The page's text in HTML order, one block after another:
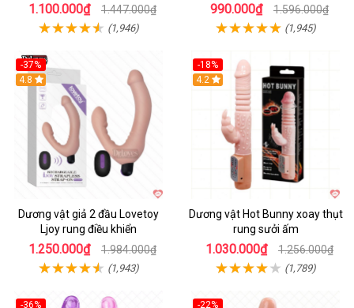
1.100.000₫ 1.447.000₫
(1,946)
990.000₫ 1.596.000₫
(1,945)
-37%
Hot
4.8
Dương vật giả 2 đầu Lovetoy
Ljoy rung điều khiển
1.250.000₫ 1.984.000₫
(1,943)
-18%
Hot
4.2
Dương vật Hot Bunny xoay thụt
rung sưởi ấm
1.030.000₫ 1.256.000₫
(1,789)
-36%
-22%